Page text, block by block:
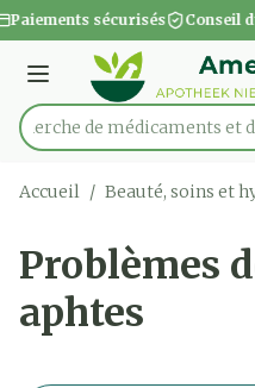
Aller au contenu
1 de 1
Paiements sécurisés Conseil
Menu
Rechercher
Recherche de médicamen
Accueil / Beauté, soins et
Problèmes
aphtes